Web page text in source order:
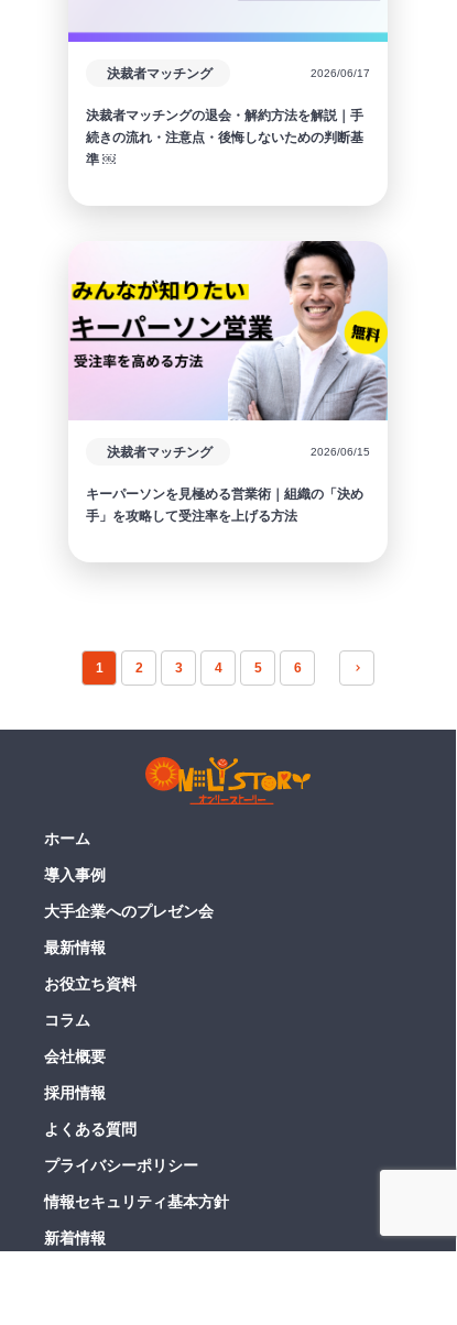
決裁者マッチング 2026/06/17
決裁者マッチングの退会・解約方法を解説｜手
続きの流れ・注意点・後悔しないための判断基
準 ￼
決裁者マッチング 2026/06/15
キーパーソンを見極める営業術｜組織の「決め
手」を攻略して受注率を上げる方法
1 2 3 4 5 6
ホーム
導入事例
大手企業へのプレゼン会
最新情報
お役立ち資料
コラム
会社概要
採用情報
よくある質問
プライバシーポリシー
情報セキュリティ基本方針
新着情報